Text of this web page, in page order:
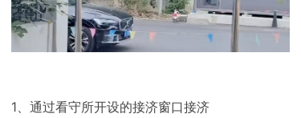
1、通过看守所开设的接济窗口接济